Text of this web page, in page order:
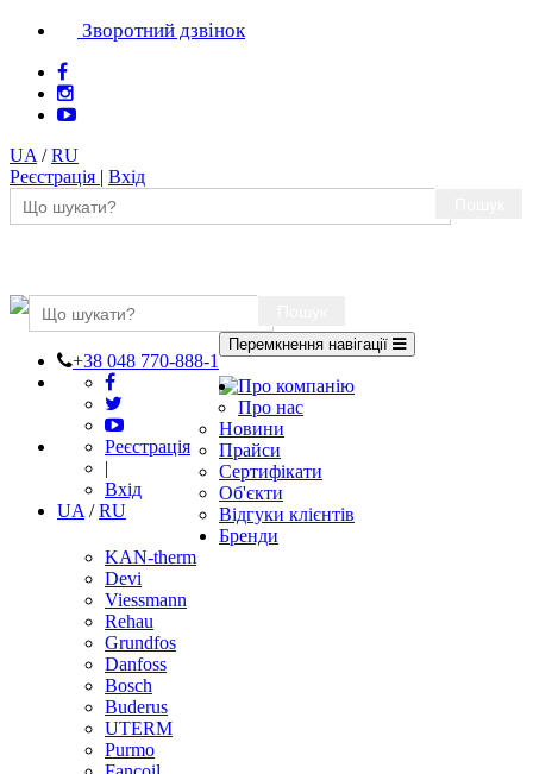
Зворотний дзвінок
UA /RU
Реєстрація | Вхід
+38 048 770-888-1
Реєстрація
|
Вхід
UA /RU
Перемкнення навігації
Про компанію
Про нас
Новини
Прайси
Сертифікати
Об'єкти
Відгуки клієнтів
Бренди
KAN-therm
Devi
Viessmann
Rehau
Grundfos
Danfoss
Bosch
Buderus
UTERM
Purmo